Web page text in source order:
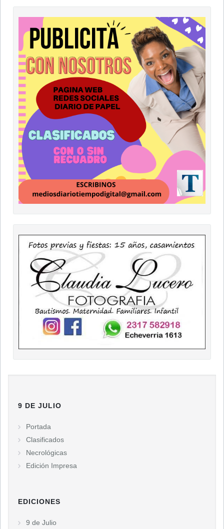
9 DE JULIO
Portada
Clasificados
Necrológicas
Edición Impresa
EDICIONES
9 de Julio